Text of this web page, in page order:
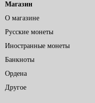
Магазин
О магазине
Русские монеты
Иностранные монеты
Банкноты
Ордена
Другое